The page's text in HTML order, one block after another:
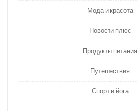
Мода и красота
Новости плюс
Продукты питания
Путешествия
Спорт и йога